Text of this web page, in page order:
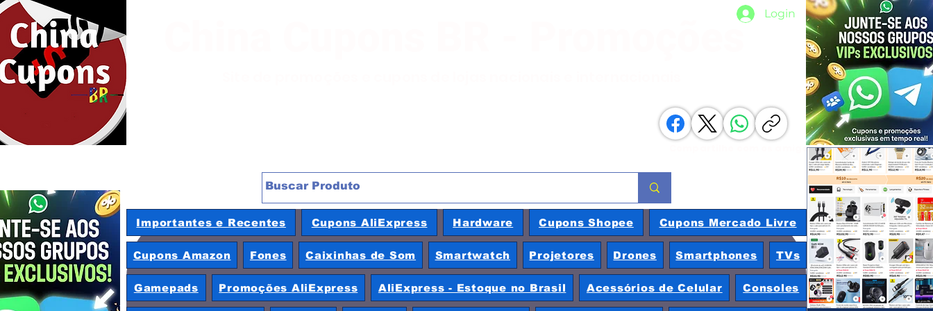
Login
China Cupons BR - Promoções
Compartilhe com os amigos
Importantes e Recentes Cupons AliExpress Hardware Cupons Shopee Cupons Mercado Livre
Cupons Amazon Fones Caixinhas de Som Smartwatch Projetores Drones Smartphones TVs
Gamepads Promoções AliExpress AliExpress - Estoque no Brasil Acessórios de Celular Consoles